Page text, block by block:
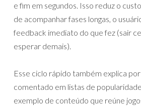
e fim em segundos. Isso reduz o
de acompanhar fases longas, o
feedback imediato do que fez (sair
esperar demais).
Esse ciclo rápido também explica
comentado em listas de
exemplo de conteúdo que reúne